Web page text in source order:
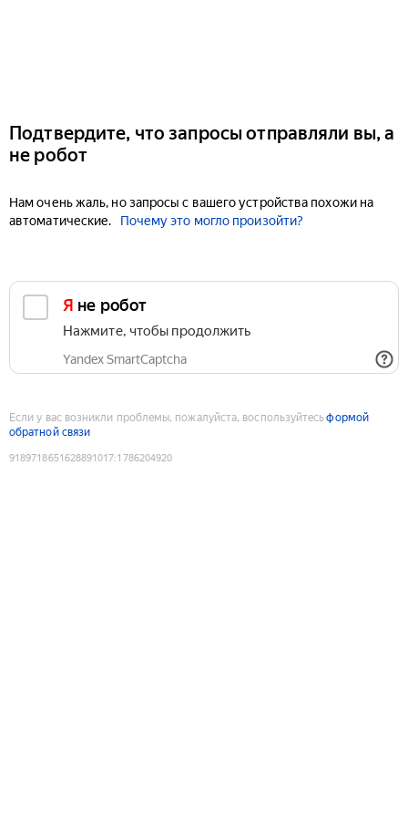
Подтвердите, что запросы отправляли вы, а
не робот
Нам очень жаль, но запросы с вашего устройства похожи на
автоматические.
Почему это могло произойти?
Я не робот
Нажмите, чтобы продолжить
Yandex SmartCaptcha
Если у вас возникли проблемы, пожалуйста, воспользуйтесьформой
обратной связи
9189718651628891017:1786204920